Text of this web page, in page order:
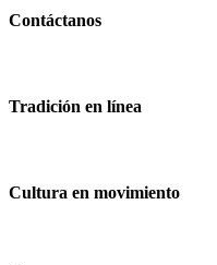
Contáctanos
Tradición en línea
Cultura en movimiento